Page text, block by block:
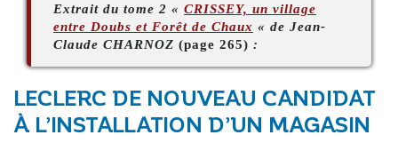
Extrait du tome 2 « CRISSEY, un village
entre Doubs et Forêt de Chaux « de Jean-
Claude CHARNOZ (page 265) :
LECLERC DE NOUVEAU CANDIDAT
À L’INSTALLATION D’UN MAGASIN